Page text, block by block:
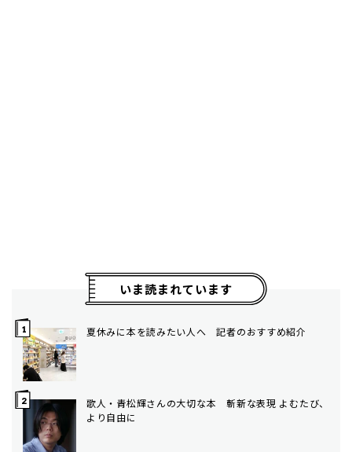
いま読まれています
夏休みに本を読みたい人へ 記者のおすすめ紹介
歌人・青松輝さんの大切な本 斬新な表現 よむたび、
より自由に